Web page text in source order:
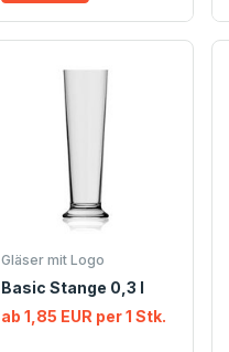
Gläser mit Logo
Basic Stange 0,3 l
ab 1,85 EUR per 1 Stk.